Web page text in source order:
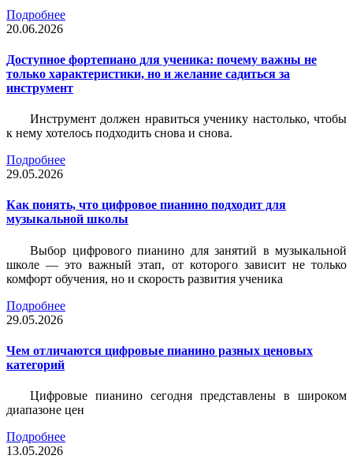
Подробнее
20.06.2026
Доступное фортепиано для ученика: почему важны не
только характеристики, но и желание садиться за
инструмент
Инструмент должен нравиться ученику настолько, чтобы
к нему хотелось подходить снова и снова.
Подробнее
29.05.2026
Как понять, что цифровое пианино подходит для
музыкальной школы
Выбор цифрового пианино для занятий в музыкальной
школе — это важный этап, от которого зависит не только
комфорт обучения, но и скорость развития ученика
Подробнее
29.05.2026
Чем отличаются цифровые пианино разных ценовых
категорий
Цифровые пианино сегодня представлены в широком
диапазоне цен
Подробнее
13.05.2026